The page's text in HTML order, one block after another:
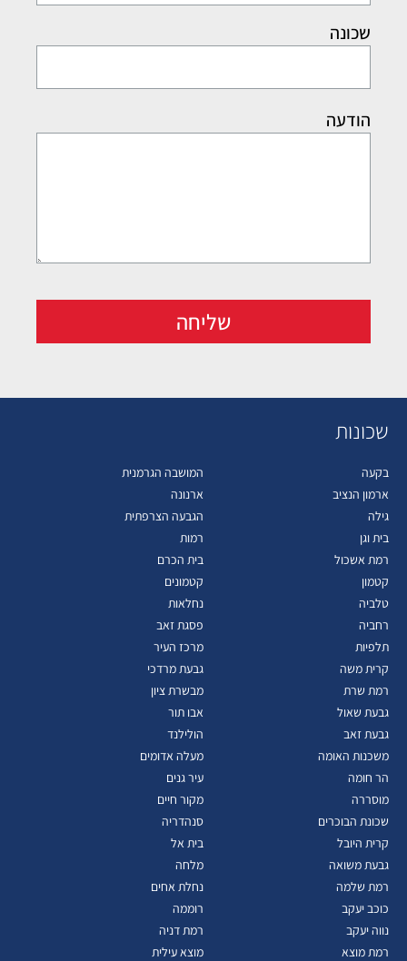
שכונה
הודעה
שליחה
שכונות
בקעה
המושבה הגרמנית
ארמון הנציב
ארנונה
גילה
הגבעה הצרפתית
בית וגן
רמות
רמת אשכול
בית הכרם
קטמון
קטמונים
טלביה
נחלאות
רחביה
פסגת זאב
תלפיות
מרכז העיר
קרית משה
גבעת מרדכי
רמת שרת
מבשרת ציון
גבעת שאול
אבו תור
גבעת זאב
הולילנד
משכנות האומה
מעלה אדומים
הר חומה
עיר גנים
מוסררה
מקור חיים
שכונת הבוכרים
סנהדריה
קרית היובל
בית אל
גבעת משואה
מלחה
רמת שלמה
נחלת אחים
כוכב יעקב
רוממה
נווה יעקב
רמת דניה
רמת מוצא
מוצא עילית